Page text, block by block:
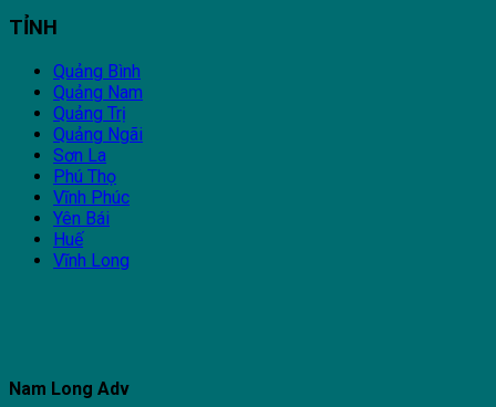
TỈNH
Quảng Bình
Quảng Nam
Quảng Trị
Quảng Ngãi
Sơn La
Phú Thọ
Vĩnh Phúc
Yên Bái
Huế
Vĩnh Long
Nam Long Adv